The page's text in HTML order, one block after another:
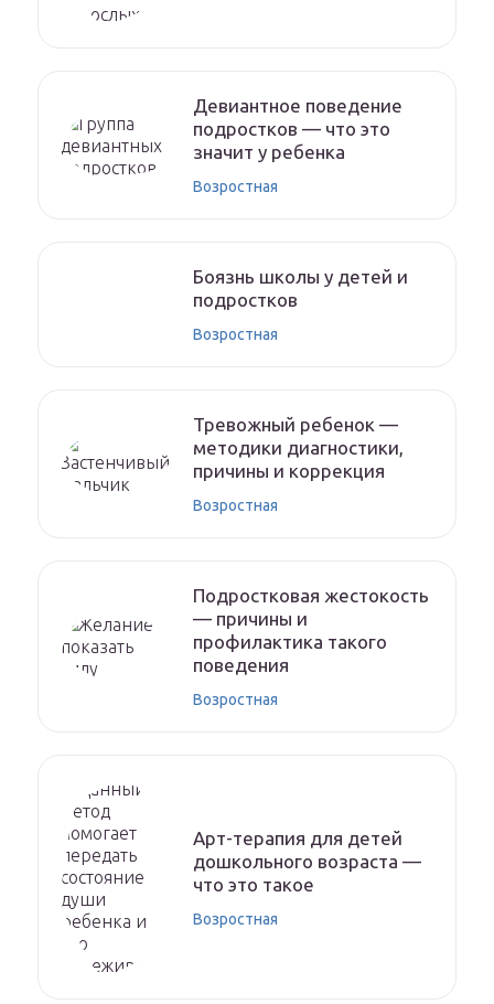
Девиантное поведение
подростков — что это
значит у ребенка
Возростная
Боязнь школы у детей и
подростков
Возростная
Тревожный ребенок —
методики диагностики,
причины и коррекция
Возростная
Подростковая жестокость
— причины и
профилактика такого
поведения
Возростная
Арт-терапия для детей
дошкольного возраста —
что это такое
Возростная